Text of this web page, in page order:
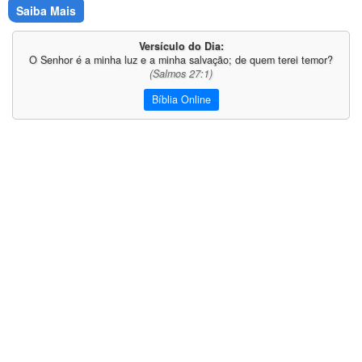
Saiba Mais
Versículo do Dia:
O Senhor é a minha luz e a minha salvação; de quem terei temor?
(Salmos 27:1)
Bíblia Online